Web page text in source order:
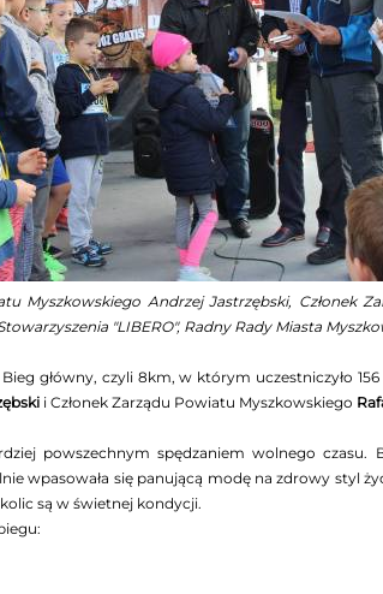
Myszkowskiego Andrzej Jastrzębski, Członek
"LIBERO", Radny Rady Miasta
Bieg główny, czyli 8km, w którym uczestniczyło
i Członek Zarządu Powiatu Myszkowskiego
powszechnym spędzaniem wolnego czasu.
wpasowała się panującą modę na zdrowy styl
są w świetnej kondycji.